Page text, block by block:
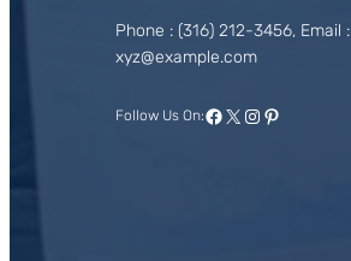
Phone : (316) 212-3456, Email :
xyz@example.com
Follow Us On:Facebook
X Instagram
Pinterest